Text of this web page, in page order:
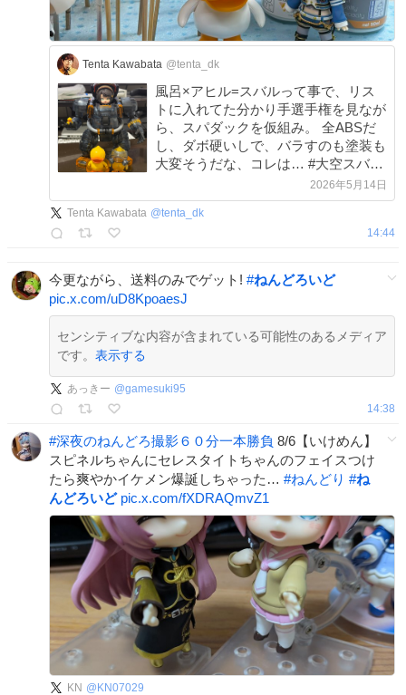
Tenta Kawabata @tenta_dk
風呂×アヒル=スバルって事で、リス
トに入れてた分かり手選手権を見なが
ら、スパダックを仮組み。 全ABSだ
し、ダボ硬いしで、バラすのも塗装も
大変そうだな、コレは… #大空スバル
#ホロライブ #ねんどろいど2026年5月14日
Tenta Kawabata @tenta_dk
14:44
今更ながら、送料のみでゲット! #ねんどろいど
pic.x.com/uD8KpoaesJ
センシティブな内容が含まれている可能性のあるメディア
です。 表示する
あっきー @gamesuki95
14:38
#深夜のねんどろ撮影６０分一本勝負 8/6【いけめん】
スピネルちゃんにセレスタイトちゃんのフェイスつけ
たら爽やかイケメン爆誕しちゃった… #ねんどり #ね
んどろいど pic.x.com/fXDRAQmvZ1
KN @ KN07029